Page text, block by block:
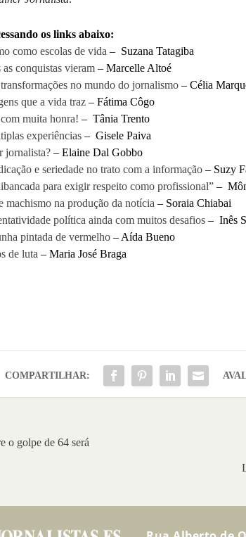
os links abaixo:
como escolas de vida– Suzana Tatagiba
conquistas vieram – Marcelle Altoé
no mundo do jornalismo – Célia
que a vida traz – Fátima Côgo
muita honra! – Tânia Trento
experiências – Gisele Paiva
jornalista?– Elaine Dal Gobbo
e seriedade no trato com a informação – Suzy
para exigir respeito como profissional” –
machismo na produção da notícia – Soraia Chiabai
política ainda com muitos desafios – Inês
pintada de vermelho – Aída Bueno
de luta– Maria José Braga
COMPARTILHAR:
o golpe de 64 será